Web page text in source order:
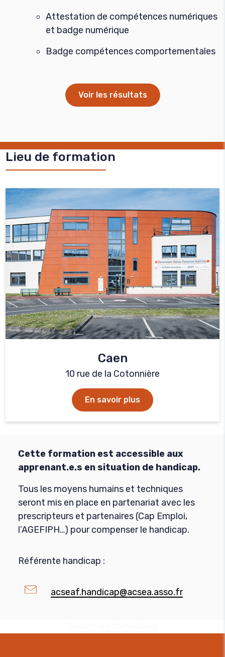
Attestation de compétences numériques
et badge numérique
Badge compétences comportementales
Voir les résultats
Lieu de formation
Caen
10 rue de la Cotonnière
En savoir plus
Cette formation est accessible aux
apprenant.e.s en situation de handicap.
Tous les moyens humains et techniques
seront mis en place en partenariat avec les
prescripteurs et partenaires (Cap Emploi,
l’AGEFIPH…) pour compenser le handicap.
Référente handicap :
acseaf.handicap@acsea.asso.fr